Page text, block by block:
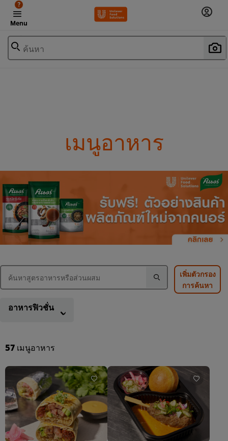
Menu
?
ค้นหา
เมนูอาหาร
เพิ่มตัวกรอง
การค้นหา
อาหารฟิวชั่น
57 เมนูอาหาร